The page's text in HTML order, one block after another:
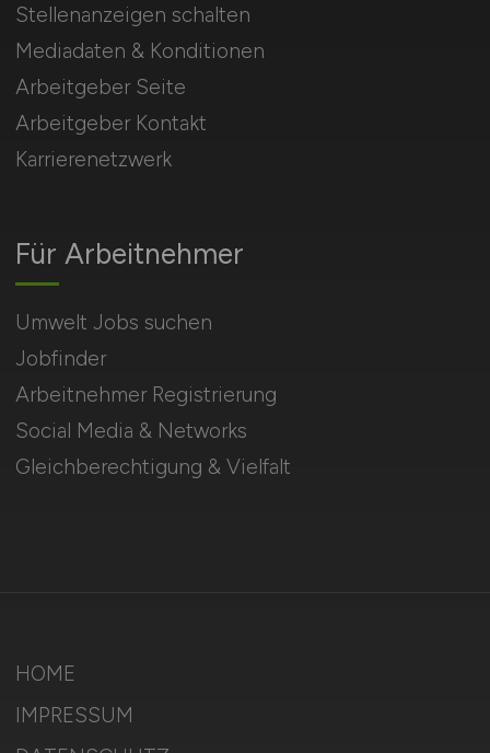
Für Arbeitnehmer
Umwelt Jobs suchen
Jobfinder
Arbeitnehmer Registrierung
Social Media & Networks
Gleichberechtigung & Vielfalt
Stellenanzeigen schalten
Mediadaten & Konditionen
Arbeitgeber Seite
Arbeitgeber Kontakt
Karrierenetzwerk
HOME
IMPRESSUM